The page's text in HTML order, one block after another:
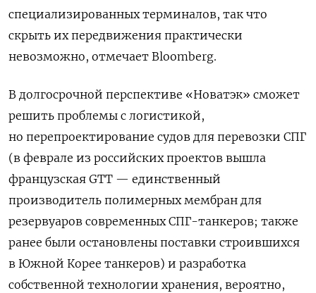
специализированных терминалов, так что
скрыть их передвижения практически
невозможно, отмечает Bloomberg.
В долгосрочной перспективе «Новатэк» сможет
решить проблемы с логистикой,
но перепроектирование судов для перевозки СПГ
(в феврале из российских проектов вышла
французская GTT — единственный
производитель полимерных мембран для
резервуаров современных СПГ-танкеров; также
ранее были остановлены поставки строившихся
в Южной Корее танкеров) и разработка
собственной технологии хранения, вероятно,